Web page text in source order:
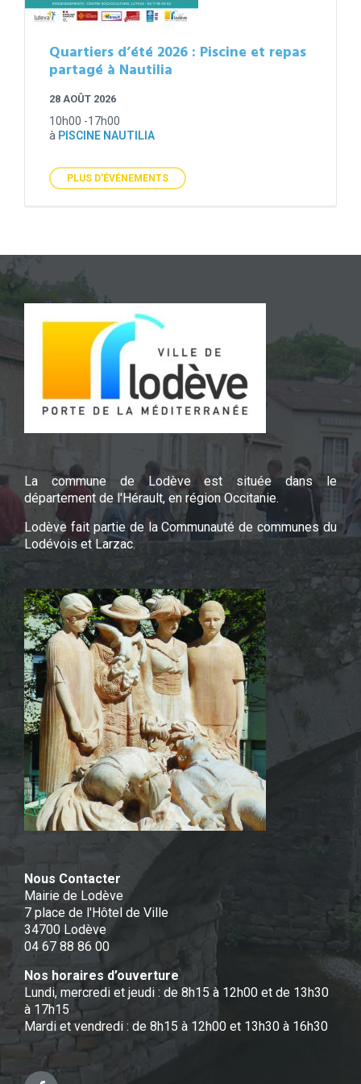
Quartiers d’été 2026 : Piscine et repas
partagé à Nautilia
28 AOÛT 2026
10h00 -17h00
à PISCINE NAUTILIA
PLUS D'ÉVÉNEMENTS
La commune de Lodève est située dans le
département de l'Hérault, en région Occitanie.
Lodève fait partie de la Communauté de communes du
Lodévois et Larzac.
Nous Contacter
Mairie de Lodève
7 place de l'Hôtel de Ville
34700 Lodève
04 67 88 86 00
Nos horaires d’ouverture
Lundi, mercredi et jeudi : de 8h15 à 12h00 et de 13h30
à 17h15
Mardi et vendredi : de 8h15 à 12h00 et 13h30 à 16h30